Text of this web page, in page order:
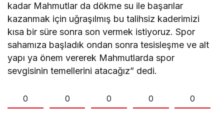
kadar Mahmutlar da dökme su ile başarılar
kazanmak için uğraşılmış bu talihsiz kaderimizi
kısa bir süre sonra son vermek istiyoruz. Spor
sahamıza başladık ondan sonra tesisleşme ve alt
yapı ya önem vererek Mahmutlarda spor
sevgisinin temellerini atacağız” dedi.
0 0 0 0 0